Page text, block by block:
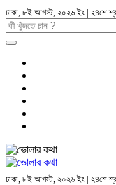
ঢাকা, ৮ই আগস্ট, ২০২৬ ইং | ২৪শে
ঢাকা, ৮ই আগস্ট, ২০২৬ ইং | ২৪শে